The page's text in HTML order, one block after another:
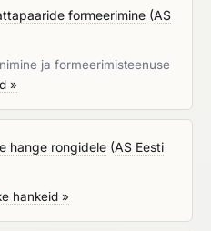
formeerimine (AS
ja formeerimisteenuse
»
hange rongidele (AS Eesti
hankeid »